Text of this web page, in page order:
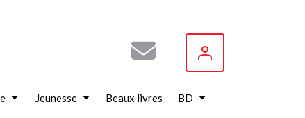
Jeunesse Beaux livres BD